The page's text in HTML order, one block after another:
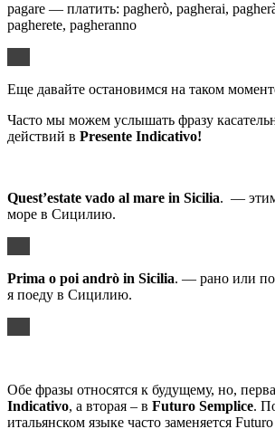
pagare — платить: pagherò, pagherai,
pagherete, pagheranno
Еще давайте остановимся на таком
Часто мы можем услышать фразу
действий в Presente Indicativo!
Quest’estate vado al mare in Sicilia. — этим
море в Сицилию.
Prima o poi andrò in Sicilia. — рано или
я поеду в Сицилию.
Обе фразы относятся к будущему, но,
Indicativo, а вторая – в Futuro Semplice.
итальянском языке часто заменяется